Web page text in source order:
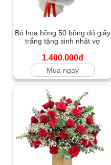
Bó hoa hồng 50 bông đỏ giấy
trắng tặng sinh nhật vợ
1.400.000đ
Mua ngay